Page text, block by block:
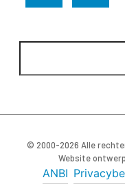
© 2000-2026 Alle
Website
ANBI